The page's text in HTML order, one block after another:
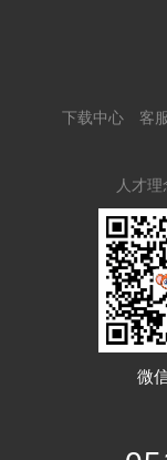
下载中心 客
人才理
微